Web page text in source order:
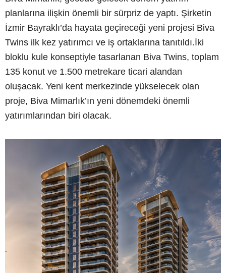
planlarına ilişkin önemli bir sürpriz de yaptı. Şirketin
İzmir Bayraklı’da hayata geçireceği yeni projesi Biva
Twins ilk kez yatırımcı ve iş ortaklarına tanıtıldı.İki
bloklu kule konseptiyle tasarlanan Biva Twins, toplam
135 konut ve 1.500 metrekare ticari alandan
oluşacak. Yeni kent merkezinde yükselecek olan
proje, Biva Mimarlık’ın yeni dönemdeki önemli
yatırımlarından biri olacak.